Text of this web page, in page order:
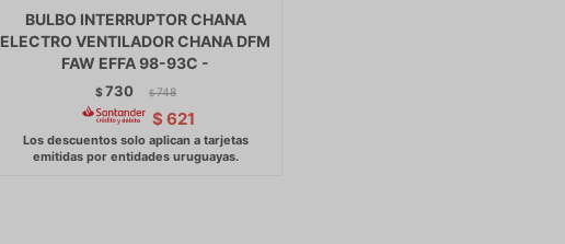
BULBO INTERRUPTOR CHANA
ELECTRO VENTILADOR CHANA DFM
FAW EFFA 98-93C -
$730 $ 748
$ 621